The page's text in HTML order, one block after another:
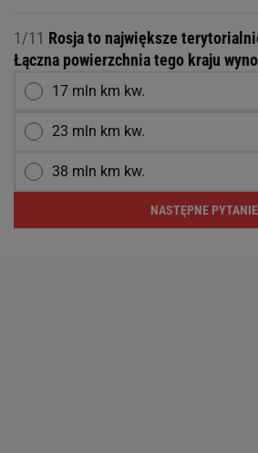
1/11 Rosja to największe
Łączna powierzchnia tego kraju
17 mln km kw.
23 mln km kw.
38 mln km kw.
NASTĘPNE PYTANIE